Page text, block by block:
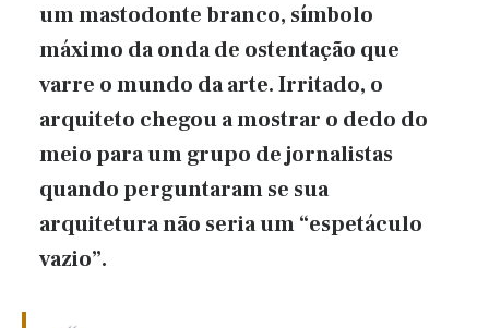
um mastodonte branco, símbolo
máximo da onda de ostentação que
varre o mundo da arte. Irritado, o
arquiteto chegou a mostrar o dedo do
meio para um grupo de jornalistas
quando perguntaram se sua
arquitetura não seria um “espetáculo
vazio”.